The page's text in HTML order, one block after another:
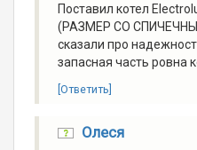
Поставил котел
(РАЗМЕР СО СПИЧЕЧНЫЙ
сказали про
запасная часть ровна
[Ответить]
Олеся